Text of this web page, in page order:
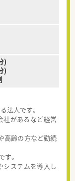
)
)
法人です。
があるなど経営
高齢の方など勤続
。
ステムを導入し